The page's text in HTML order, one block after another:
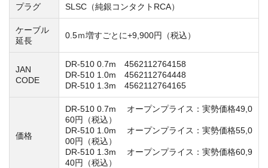
プラグ SLSC（純銀コンタクトRCA）
ケーブル
延長
0.5ｍ増すごとに+9,900円（税込）
JAN
CODE
DR-510 0.7m 4562112764158
DR-510 1.0m 4562112764448
DR-510 1.3m 4562112764165
価格
DR-510 0.7m オープンプライス：実勢価格49,0
60円（税込）
DR-510 1.0m オープンプライス：実勢価格55,0
00円（税込）
DR-510 1.3m オープンプライス：実勢価格60,9
40円（税込）